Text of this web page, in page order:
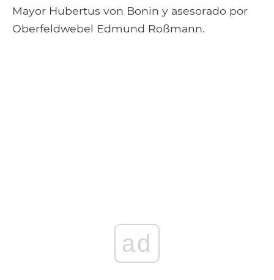
Mayor Hubertus von Bonin y asesorado por
Oberfeldwebel Edmund Roßmann.
ad